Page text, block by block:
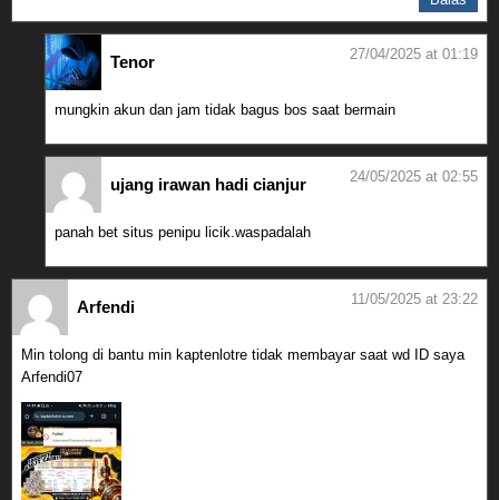
Tenor 27/04/2025 at 01:19
mungkin akun dan jam tidak bagus bos saat bermain
ujang irawan hadi cianjur 24/05/2025 at 02:55
panah bet situs penipu licik.waspadalah
Arfendi 11/05/2025 at 23:22
Min tolong di bantu min kaptenlotre tidak membayar saat wd ID saya
Arfendi07